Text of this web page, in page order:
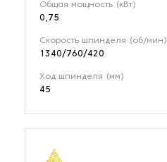
Общая мощность (кВт)
0,75
Скорость шпинделя (об/мин)
1340/760/420
Ход шпинделя (мм)
45